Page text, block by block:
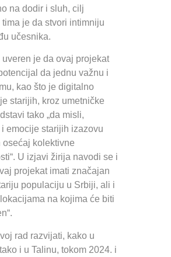
na dodir i sluh, cilj
tima je da stvori intimniju
učesnika.
uveren je da ovaj projekat
da jednu važnu i
kao što je digitalno
starijih, kroz umetničke
tako „da misli,
emocije starijih izazovu
osećaj kolektivne
U izjavi žirija navodi se i
projekat imati značajan
populaciju u Srbiji, ali i
na kojima će biti
rad razvijati, kako u
i u Talinu, tokom 2024. i